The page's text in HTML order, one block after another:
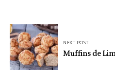
NEXT POST
Muffins de